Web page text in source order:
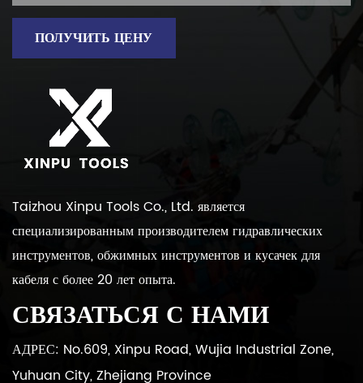
ПОЛУЧИТЬ ЦЕНУ
Taizhou Xinpu Tools Co., Ltd. является
специализированным производителем гидравлических
инструментов, обжимных инструментов и кусачек для
кабеля с более 20 лет опыта.
СВЯЗАТЬСЯ С НАМИ
АДРЕС: No.609, Xinpu Road, Wujia Industrial Zone,
Yuhuan City, Zhejiang Province